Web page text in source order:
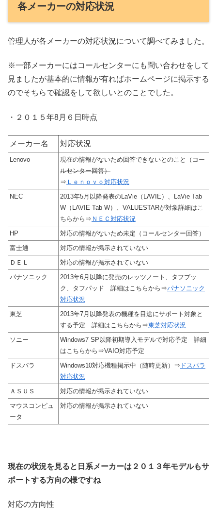
各メーカーの対応状況
管理人が各メーカーの対応状況について調べてみました。
※一部メーカーにはコールセンターにも問い合わせをして
見ましたが基本的に情報が有ればホームページに掲示する
のでそちらで確認をして欲しいとのことでした。
・２０１５年8月６日時点
メーカー名 対応状況
Lenovo
現在の情報がないため回答できないとのこと（コー
ルセンター回答）
⇒ Ｌｅｎｏｖｏ対応状況
NEC
2013年5月以降発表のLaVie（LAVIE）、LaVie Tab
W（LAVIE Tab W）、VALUESTARが対象詳細はこ
ちらから⇒ ＮＥＣ対応状況
HP
対応の情報がないため未定（コールセンター回答）
富士通
対応の情報が掲示されていない
ＤＥＬ
対応の情報が掲示されていない
パナソニック
2013年6月以降に発売のレッツノート、タフブッ
ク、タフパッド 詳細はこちらから⇒パナソニック
対応状況
東芝
2013年7月以降発表の機種を目途にサポート対象と
する予定 詳細はこちらから⇒東芝対応状況
ソニー
Windows7 SP以降初期導入モデルで対応予定 詳細
はこちらから⇒VAIO対応予定
ドスパラ
Windows10対応機種掲示中（随時更新）⇒ ドスパラ
対応状況
ＡＳＵＳ
対応の情報が掲示されていない
マウスコンピュ
ータ
対応の情報が掲示されていない
現在の状況を見ると日系メーカーは２０１３年モデルもサ
ポートする方向の様ですね
対応の方向性